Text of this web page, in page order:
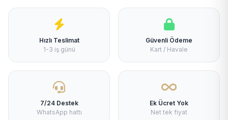
Hızlı Teslimat
1-3 iş günü
Güvenli Ödeme
Kart / Havale
7/24 Destek
WhatsApp hattı
Ek Ücret Yok
Net tek fiyat